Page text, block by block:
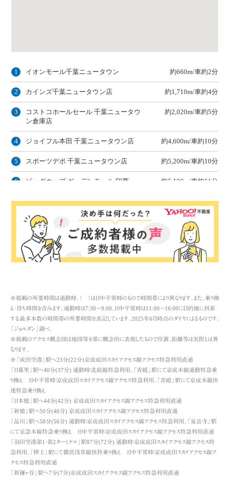
※掲載の所要時間は通勤時、（ ）は日中平常時のもので時間帯により異なります。また、乗り換
え・待ち時間を含みます。通勤時は7:30～9:00、日中平常時は11:00～16:00に目的地に到着
する最多本数の時間帯の所要時間を表記しています。2025年6月時点のダイヤによるものです。
「ジョルダン」調べ。
※掲載のアクセス概念図は地図等を基に概念的に表現したもので位置、距離等は実際とは異
なります。
※「成田空港」駅へ23分(22分)京成成田スカイアクセス線アクセス特急利用直通
「日暮里」駅へ40分(37分) 通勤時：北総線特急利用、「青砥」駅にて京成本線通勤特急乗
り換え 日中平常時：京成成田スカイアクセス線アクセス特急利用、「青砥」駅にて京成本線快
速特急乗り換え
「日本橋」駅へ44分(42分) 京成成田スカイアクセス線アクセス特急利用直通
「新橋」駅へ50分(46分) 京成成田スカイアクセス線アクセス特急利用直通
「品川」駅へ58分(56分) 通勤時：京成成田スカイアクセス線アクセス特急利用、「泉岳寺」駅
にて京急本線特急乗り換え 日中平常時：京成成田スカイアクセス線アクセス特急利用直通
「羽田空港第1・第2ターミナル」駅87分(72分) 通勤時：京成成田スカイアクセス線アクセス特
急利用、「押上」駅にて都営浅草線快特乗り換え 日中平常時：京成成田スカイアクセス線ア
クセス特急利用直通
「新鎌ヶ谷」駅へ7分(7分)京成成田スカイアクセス線アクセス特急利用直通